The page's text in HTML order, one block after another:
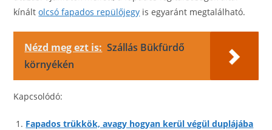
kínáltolcsó fapados repülőjegy is egyaránt megtalálható.
Nézd meg ezt is: Szállás Bükfürdő
környékén
Kapcsolódó:
Fapados trükkök, avagy hogyan kerül végül duplájába